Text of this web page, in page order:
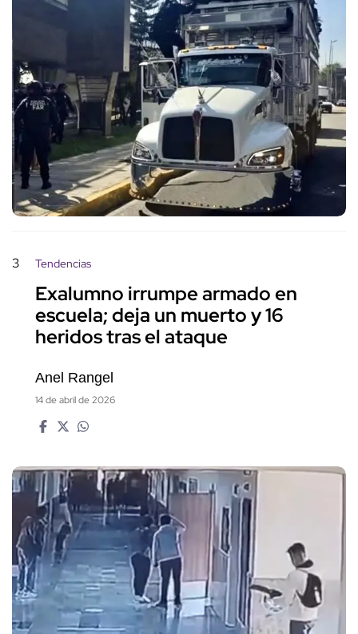
3 Tendencias
Exalumno irrumpe armado en
escuela; deja un muerto y 16
heridos tras el ataque
Anel Rangel
14 de abril de 2026